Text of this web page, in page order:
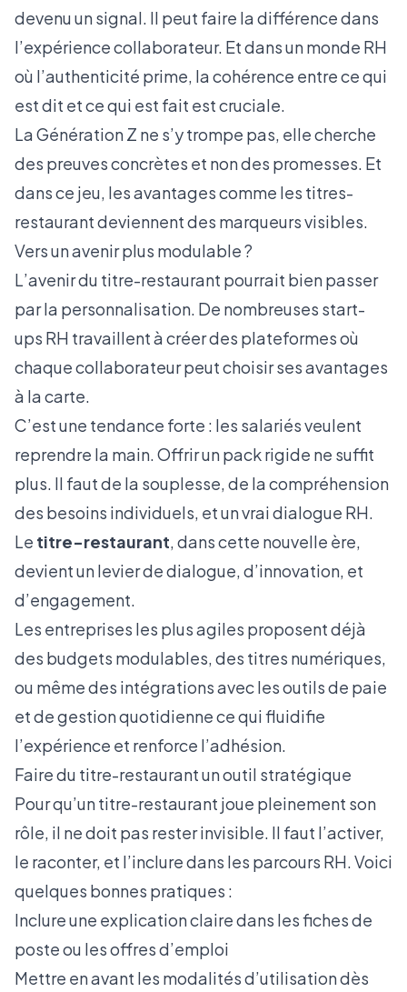
devenu un signal. Il peut faire la différence dans
l’expérience collaborateur. Et dans un monde RH
où l’authenticité prime, la cohérence entre ce qui
est dit et ce qui est fait est cruciale.
La Génération Z ne s’y trompe pas, elle cherche
des preuves concrètes et non des promesses. Et
dans ce jeu, les avantages comme les titres-
restaurant deviennent des marqueurs visibles.
Vers un avenir plus modulable ?
L’avenir du titre-restaurant pourrait bien passer
par la personnalisation. De nombreuses start-
ups RH travaillent à créer des plateformes où
chaque collaborateur peut choisir ses avantages
à la carte.
C’est une tendance forte : les salariés veulent
reprendre la main. Offrir un pack rigide ne suffit
plus. Il faut de la souplesse, de la compréhension
des besoins individuels, et un vrai dialogue RH.
Le titre-restaurant, dans cette nouvelle ère,
devient un levier de dialogue, d’innovation, et
d’engagement.
Les entreprises les plus agiles proposent déjà
des budgets modulables, des titres numériques,
ou même des intégrations avec les outils de paie
et de gestion quotidienne ce qui fluidifie
l’expérience et renforce l’adhésion.
Faire du titre-restaurant un outil stratégique
Pour qu’un titre-restaurant joue pleinement son
rôle, il ne doit pas rester invisible. Il faut l’activer,
le raconter, et l’inclure dans les parcours RH. Voici
quelques bonnes pratiques :
Inclure une explication claire dans les fiches de
poste ou les offres d’emploi
Mettre en avant les modalités d’utilisation dès